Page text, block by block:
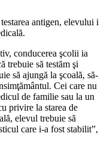
antigen, elevului i
conducerea şcolii ia
trebuie să testăm şi
să ajungă la şcoală, să-
Cei care nu
de familie sau la un
privire la starea de
elevul trebuie să
care i-a fost stabilit”,